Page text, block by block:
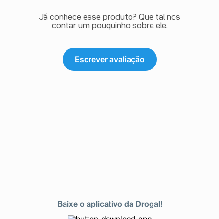
Já conhece esse produto? Que tal nos
contar um pouquinho sobre ele.
Escrever avaliação
Baixe o aplicativo da Drogal!